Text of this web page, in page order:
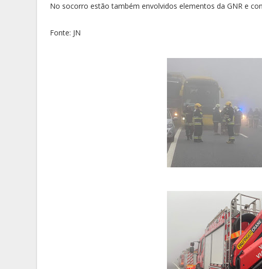
No socorro estão também envolvidos elementos da GNR e
Fonte: JN